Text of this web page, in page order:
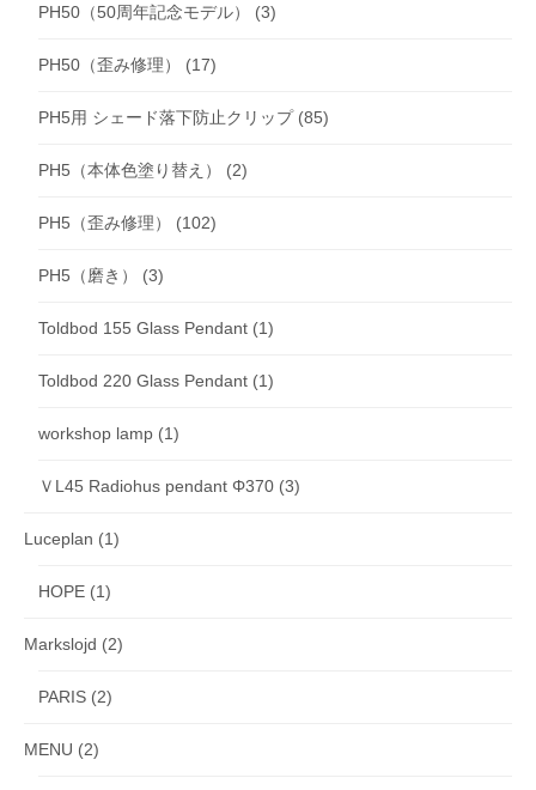
PH50（50周年記念モデル） (3)
PH50（歪み修理） (17)
PH5用 シェード落下防止クリップ(85)
PH5（本体色塗り替え） (2)
PH5（歪み修理） (102)
PH5（磨き） (3)
Toldbod 155 Glass Pendant (1)
Toldbod 220 Glass Pendant (1)
workshop lamp (1)
ＶL45 Radiohus pendant Φ370 (3)
Luceplan (1)
HOPE (1)
Markslojd (2)
PARIS (2)
MENU (2)